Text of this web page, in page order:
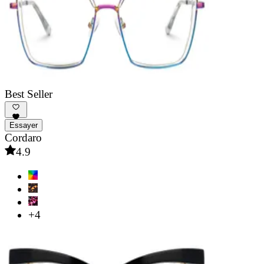
Best Seller
Essayer
Cordaro
4.9
+4